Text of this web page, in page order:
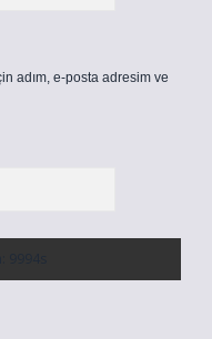
adım, e-posta adresim ve